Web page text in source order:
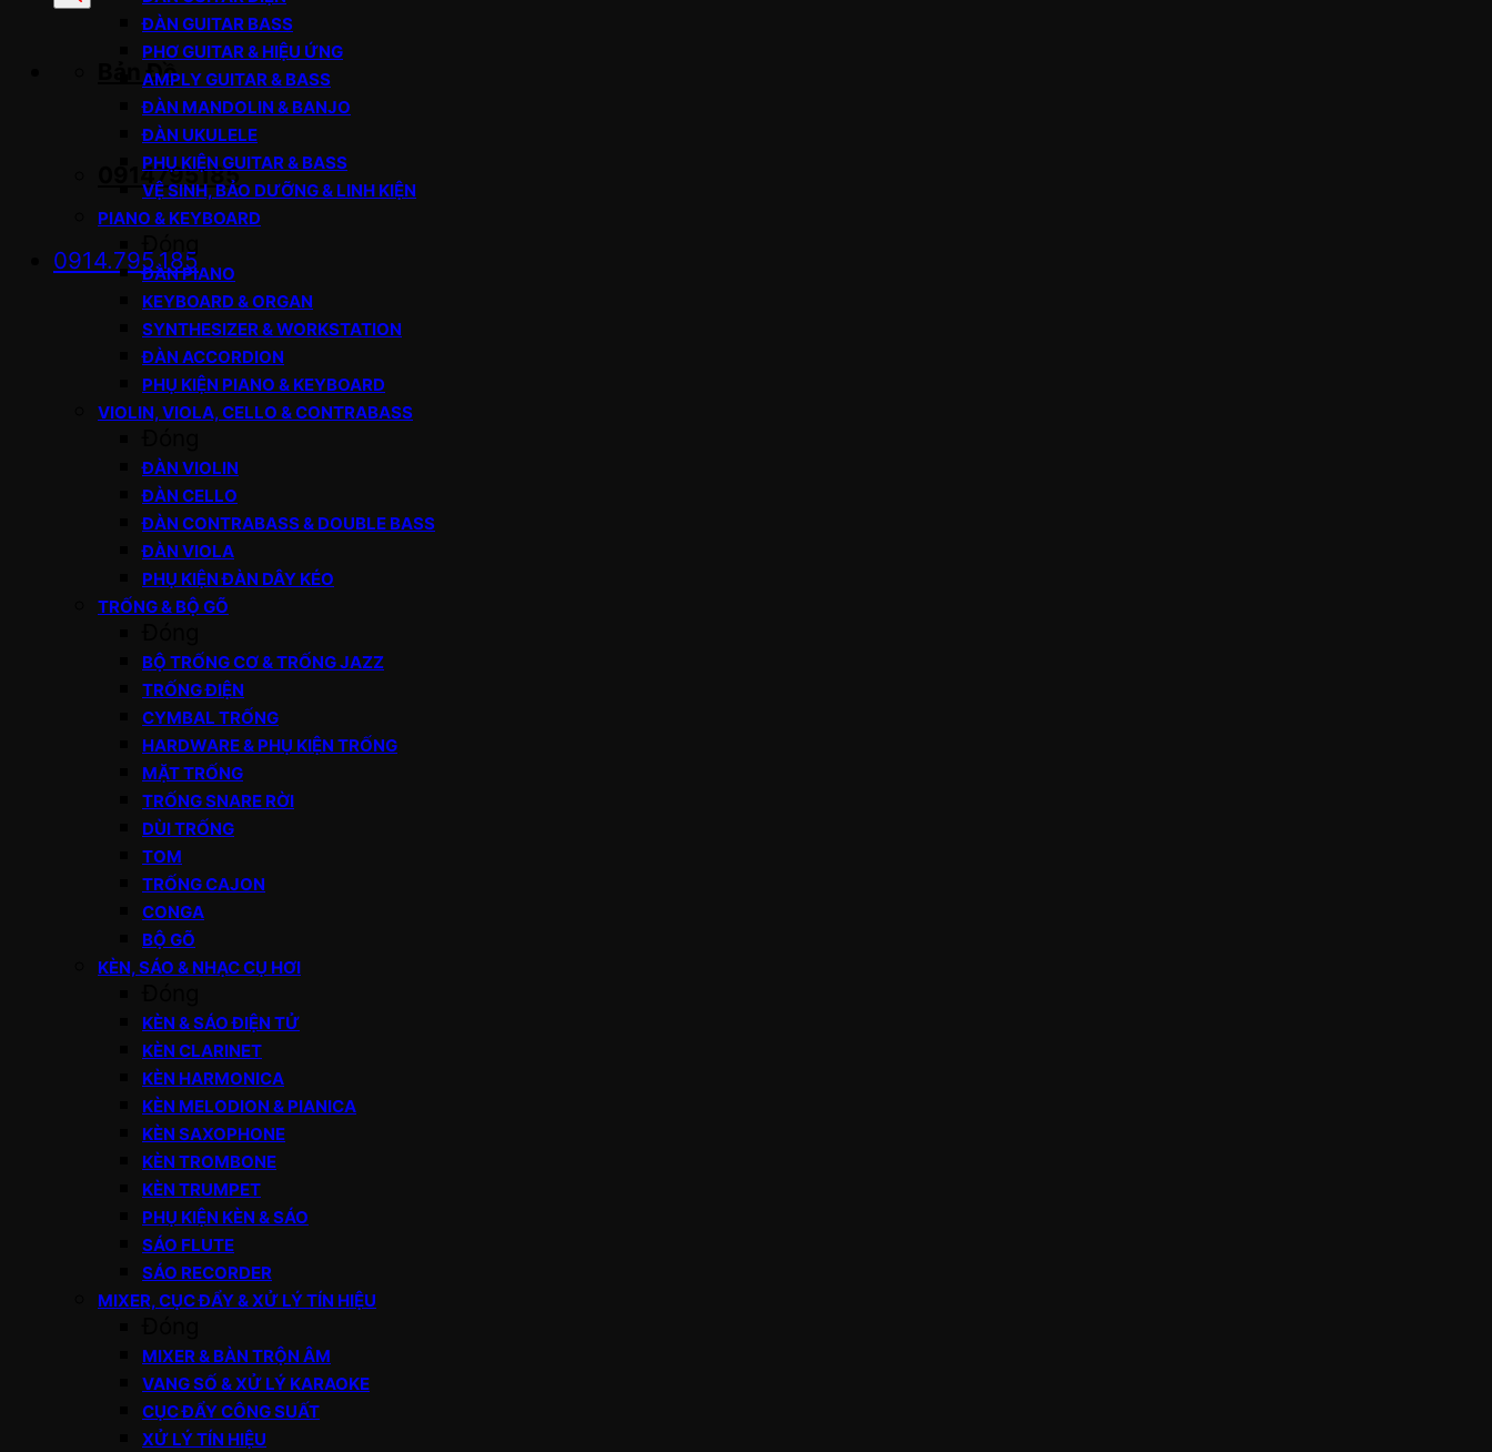
Bản Đồ
0914795185
0914.795.185
ĐÀN GUITAR BASS
PHƠ GUITAR & HIỆU ỨNG
AMPLY GUITAR & BASS
ĐÀN MANDOLIN & BANJO
ĐÀN UKULELE
PHỤ KIỆN GUITAR & BASS
VỆ SINH, BẢO DƯỠNG & LINH KIỆN
PIANO & KEYBOARD
ĐÀN PIANO
KEYBOARD & ORGAN
SYNTHESIZER & WORKSTATION
ĐÀN ACCORDION
PHỤ KIỆN PIANO & KEYBOARD
VIOLIN, VIOLA, CELLO & CONTRABASS
ĐÀN VIOLIN
ĐÀN CELLO
ĐÀN CONTRABASS & DOUBLE BASS
ĐÀN VIOLA
PHỤ KIỆN ĐÀN DÂY KÉO
TRỐNG & BỘ GÕ
BỘ TRỐNG CƠ & TRỐNG JAZZ
TRỐNG ĐIỆN
CYMBAL TRỐNG
HARDWARE & PHỤ KIỆN TRỐNG
MẶT TRỐNG
TRỐNG SNARE RỜI
DÙI TRỐNG
TOM
TRỐNG CAJON
CONGA
BỘ GÕ
KÈN, SÁO & NHẠC CỤ HƠI
KÈN & SÁO ĐIỆN TỬ
KÈN CLARINET
KÈN HARMONICA
KÈN MELODION & PIANICA
KÈN SAXOPHONE
KÈN TROMBONE
KÈN TRUMPET
PHỤ KIỆN KÈN & SÁO
SÁO FLUTE
SÁO RECORDER
MIXER, CỤC ĐẨY & XỬ LÝ TÍN HIỆU
MIXER & BÀN TRỘN ÂM
VANG SỐ & XỬ LÝ KARAOKE
CỤC ĐẨY CÔNG SUẤT
XỬ LÝ TÍN HIỆU